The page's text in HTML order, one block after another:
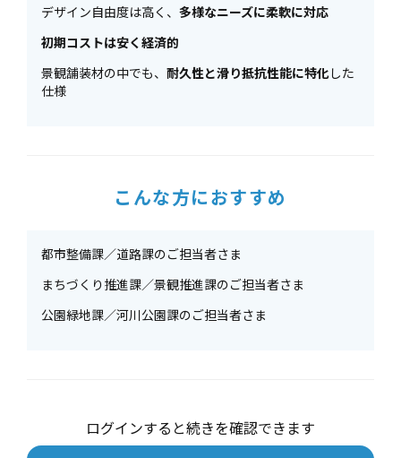
デザイン自由度は高く、 多様なニーズに柔軟に対応
初期コストは安く経済的
景観舗装材の中でも、 耐久性と滑り抵抗性能に特化した
仕様
こんな方におすすめ
都市整備課／道路課のご担当者さま
まちづくり推進課／景観推進課のご担当者さま
公園緑地課／河川公園課のご担当者さま
ログインすると続きを確認できます